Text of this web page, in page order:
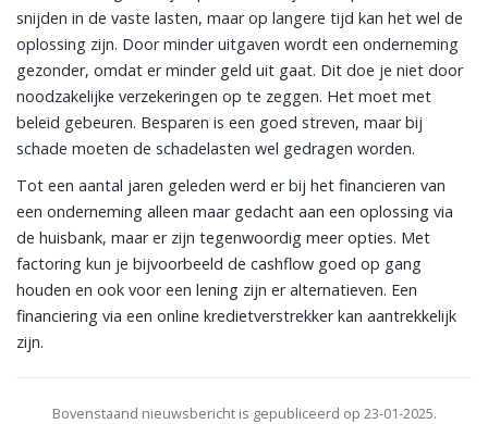
snijden in de vaste lasten, maar op langere tijd kan het wel de
oplossing zijn. Door minder uitgaven wordt een onderneming
gezonder, omdat er minder geld uit gaat. Dit doe je niet door
noodzakelijke verzekeringen op te zeggen. Het moet met
beleid gebeuren. Besparen is een goed streven, maar bij
schade moeten de schadelasten wel gedragen worden.
Tot een aantal jaren geleden werd er bij het financieren van
een onderneming alleen maar gedacht aan een oplossing via
de huisbank, maar er zijn tegenwoordig meer opties. Met
factoring kun je bijvoorbeeld de cashflow goed op gang
houden en ook voor een lening zijn er alternatieven. Een
financiering via een online kredietverstrekker kan aantrekkelijk
zijn.
Bovenstaand nieuwsbericht is gepubliceerd op 23-01-2025.